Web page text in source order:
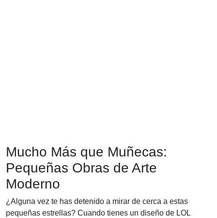
Mucho Más que Muñecas:
Pequeñas Obras de Arte
Moderno
¿Alguna vez te has detenido a mirar de cerca a estas
pequeñas estrellas? Cuando tienes un diseño de LOL